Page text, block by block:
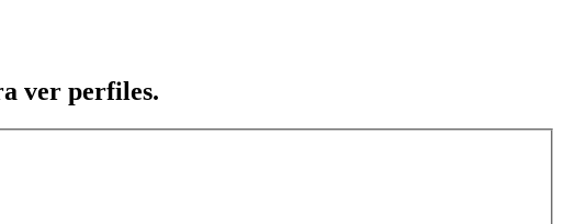
ver perfiles.